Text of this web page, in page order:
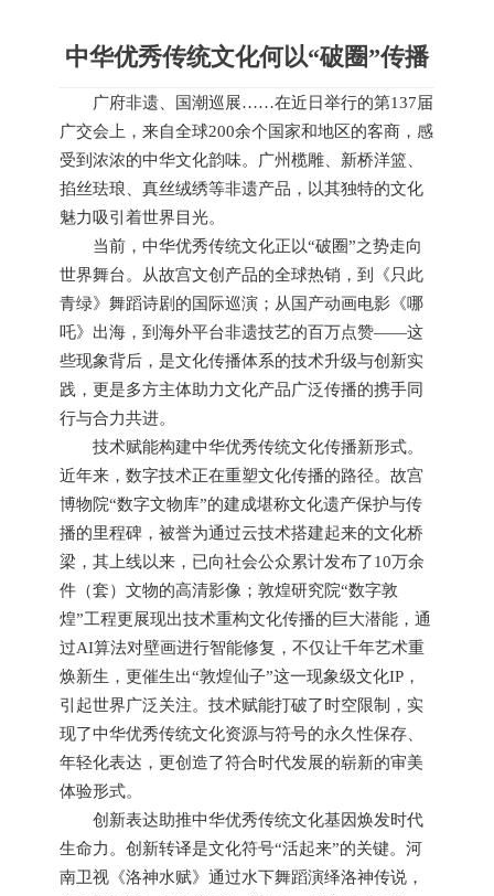
中华优秀传统文化何以“破圈”传播
广府非遗、国潮巡展……在近日举行的第137届
广交会上，来自全球200余个国家和地区的客商，感
受到浓浓的中华文化韵味。广州榄雕、新桥洋篮、
掐丝珐琅、真丝绒绣等非遗产品，以其独特的文化
魅力吸引着世界目光。
当前，中华优秀传统文化正以“破圈”之势走向
世界舞台。从故宫文创产品的全球热销，到《只此
青绿》舞蹈诗剧的国际巡演；从国产动画电影《哪
吒》出海，到海外平台非遗技艺的百万点赞——这
些现象背后，是文化传播体系的技术升级与创新实
践，更是多方主体助力文化产品广泛传播的携手同
行与合力共进。
技术赋能构建中华优秀传统文化传播新形式。
近年来，数字技术正在重塑文化传播的路径。故宫
博物院“数字文物库”的建成堪称文化遗产保护与传
播的里程碑，被誉为通过云技术搭建起来的文化桥
梁，其上线以来，已向社会公众累计发布了10万余
件（套）文物的高清影像；敦煌研究院“数字敦
煌”工程更展现出技术重构文化传播的巨大潜能，通
过AI算法对壁画进行智能修复，不仅让千年艺术重
焕新生，更催生出“敦煌仙子”这一现象级文化IP，
引起世界广泛关注。技术赋能打破了时空限制，实
现了中华优秀传统文化资源与符号的永久性保存、
年轻化表达，更创造了符合时代发展的崭新的审美
体验形式。
创新表达助推中华优秀传统文化基因焕发时代
生命力。创新转译是文化符号“活起来”的关键。河
南卫视《洛神水赋》通过水下舞蹈演绎洛神传说，